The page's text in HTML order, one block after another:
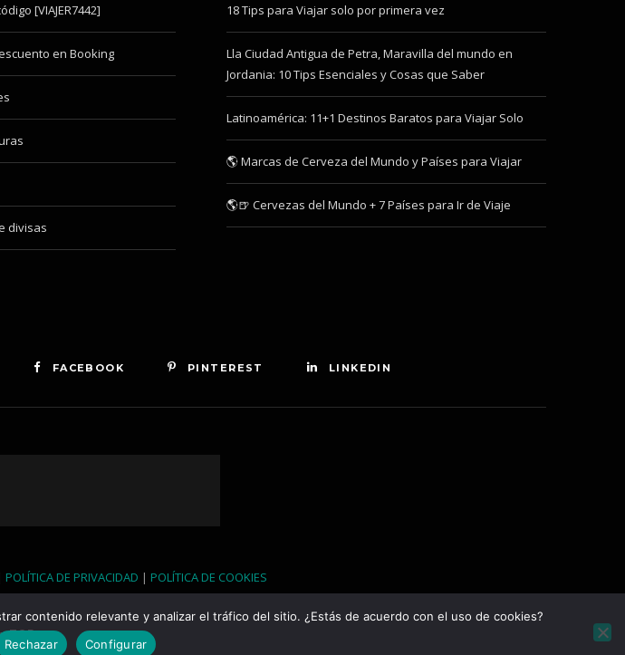
[VIAJER7442]
en Booking
divisas
18 Tips para Viajar solo por primera vez
Lla Ciudad Antigua de Petra, Maravilla del mundo en
Jordania: 10 Tips Esenciales y Cosas que Saber
Latinoamérica: 11+1 Destinos Baratos para Viajar Solo
🌎 Marcas de Cerveza del Mundo y Países para Viajar
🌎🍺 Cervezas del Mundo + 7 Países para Ir de Viaje
FACEBOOK PINTEREST LINKEDIN
POLÍTICA DE PRIVACIDAD | POLÍTICA DE COOKIES
TOP
contenido relevante y analizar el tráfico del sitio. ¿Estás de acuerdo con el uso de cookies?
Rechazar Configurar